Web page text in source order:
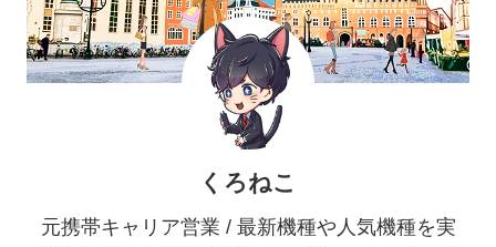
くろねこ
元携帯キャリア営業 / 最新機種や人気機種を実